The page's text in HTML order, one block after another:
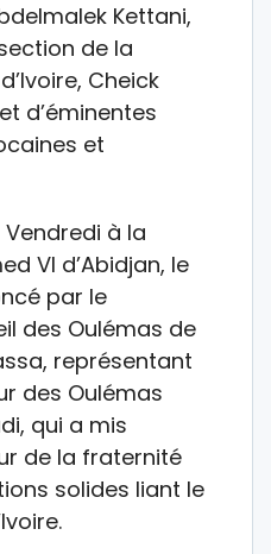
Kettani,
de la
Cheick
d’éminentes
et
à la
VI d’Abidjan, le
par le
des Oulémas de
représentant
des Oulémas
qui a mis
de la fraternité
solides liant le